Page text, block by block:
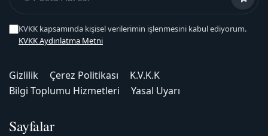
KVKK kapsamında kişisel verilerimin işlenmesini kabul ediyorum.
KVKK Aydınlatma Metni
Gizlilik Çerez Politikası
K.V.K.K
Bilgi Toplumu Hizmetleri
Yasal Uyarı
Sayfalar